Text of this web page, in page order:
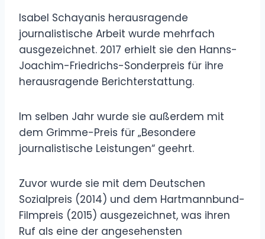
Isabel Schayanis herausragende
journalistische Arbeit wurde mehrfach
ausgezeichnet. 2017 erhielt sie den Hanns-
Joachim-Friedrichs-Sonderpreis für ihre
herausragende Berichterstattung.
Im selben Jahr wurde sie außerdem mit
dem Grimme-Preis für „Besondere
journalistische Leistungen“ geehrt.
Zuvor wurde sie mit dem Deutschen
Sozialpreis (2014) und dem Hartmannbund-
Filmpreis (2015) ausgezeichnet, was ihren
Ruf als eine der angesehensten